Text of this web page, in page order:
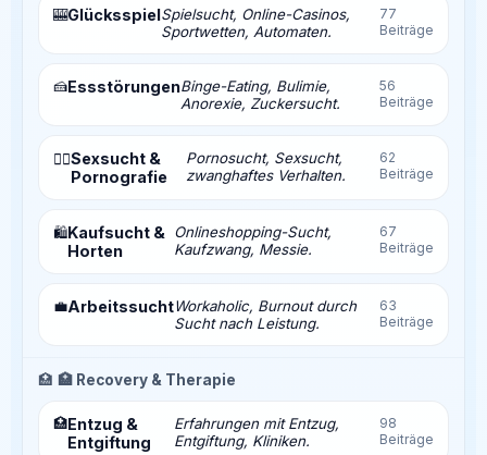
🎰GlücksspielSpielsucht, Online-Casinos,
Sportwetten, Automaten.
77
Beiträge
🍰EssstörungenBinge-Eating, Bulimie,
Anorexie, Zuckersucht.
56
Beiträge
❤️‍🔥Sexsucht &
Pornografie
Pornosucht, Sexsucht,
zwanghaftes Verhalten.
62
Beiträge
🛍️Kaufsucht &
Horten
Onlineshopping-Sucht,
Kaufzwang, Messie.
67
Beiträge
💼ArbeitssuchtWorkaholic, Burnout durch
Sucht nach Leistung.
63
Beiträge
🏥 🏥 Recovery & Therapie
🏥Entzug &
Entgiftung
Erfahrungen mit Entzug,
Entgiftung, Kliniken.
98
Beiträge